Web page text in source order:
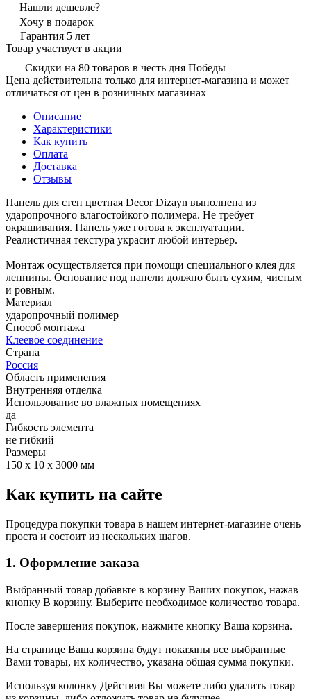
Нашли дешевле?
Хочу в подарок
Гарантия 5 лет
Товар участвует в акции
Скидки на 80 товаров в честь дня Победы
Цена действительна только для интернет-магазина и может
отличаться от цен в розничных магазинах
Описание
Характеристики
Как купить
Оплата
Доставка
Отзывы
Панель для стен цветная Decor Dizayn выполнена из
ударопрочного влагостойкого полимера. Не требует
окрашивания. Панель уже готова к эксплуатации.
Реалистичная текстура украсит любой интерьер.
Монтаж осуществляется при помощи специального клея для
лепнины. Основание под панели должно быть сухим, чистым
и ровным.
Материал
ударопрочный полимер
Способ монтажа
Клеевое соединение
Страна
Россия
Область применения
Внутренняя отделка
Использование во влажных помещениях
да
Гибкость элемента
не гибкий
Размеры
150 х 10 х 3000 мм
Как купить на сайте
Процедура покупки товара в нашем интернет-магазине очень
проста и состоит из нескольких шагов.
1. Оформление заказа
Выбранный товар добавьте в корзину Ваших покупок, нажав
кнопку В корзину. Выберите необходимое количество товара.
После завершения покупок, нажмите кнопку Ваша корзина.
На странице Ваша корзина будут показаны все выбранные
Вами товары, их количество, указана общая сумма покупки.
Используя колонку Действия Вы можете либо удалить товар